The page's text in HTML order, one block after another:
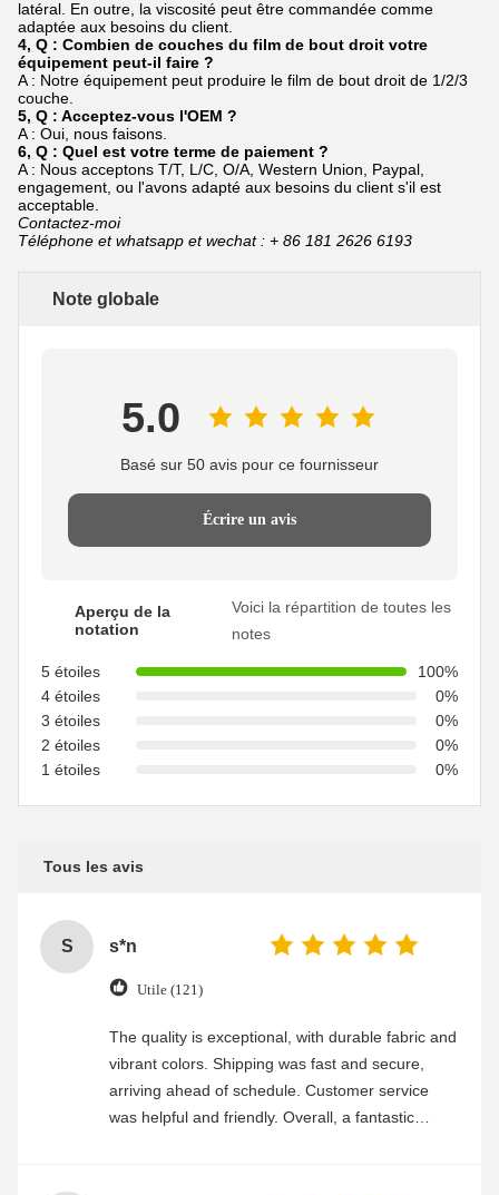
latéral. En outre, la viscosité peut être commandée comme
adaptée aux besoins du client.
4, Q : Combien de couches du film de bout droit votre
équipement peut-il faire ?
A : Notre équipement peut produire le film de bout droit de 1/2/3
couche.
5, Q : Acceptez-vous l'OEM ?
A : Oui, nous faisons.
6, Q : Quel est votre terme de paiement ?
A : Nous acceptons T/T, L/C, O/A, Western Union, Paypal,
engagement, ou l'avons adapté aux besoins du client s'il est
acceptable.
Contactez-moi
Téléphone et whatsapp et wechat : + 86 181 2626 6193
Note globale
5.0
Basé sur 50 avis pour ce fournisseur
Écrire un avis
Aperçu de la
notation
Voici la répartition de toutes les
notes
5 étoiles
100%
4 étoiles
0%
3 étoiles
0%
2 étoiles
0%
1 étoiles
0%
Tous les avis
S s*n
Utile (121)
The quality is exceptional, with durable fabric and
vibrant colors. Shipping was fast and secure,
arriving ahead of schedule. Customer service
was helpful and friendly. Overall, a fantastic